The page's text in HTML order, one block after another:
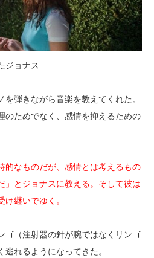
ジョナス
弾きながら音楽を教えてくれた。
のためでなく、感情を抑えるための
的なものだが、感情とは考えるもの
」とジョナスに教える。そして彼は
継いでゆく。
ゴ（注射器の針が腕ではなくリンゴ
れるようになってきた。